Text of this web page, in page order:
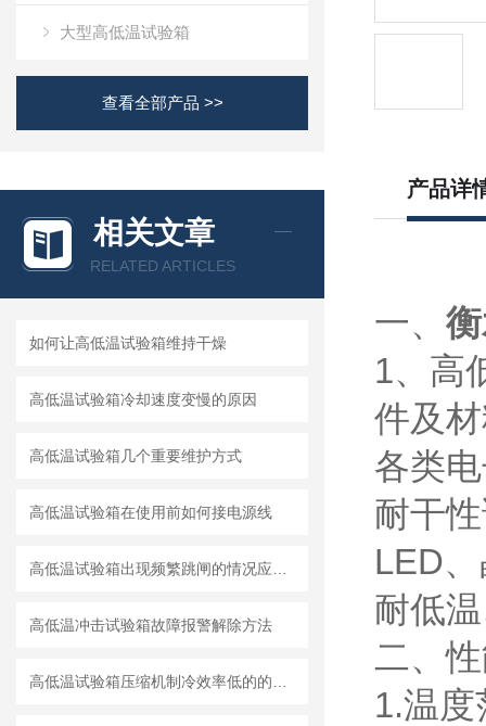
大型高低温试验箱
查看全部产品 >>
相关文章
RELATED ARTICLES
如何让高低温试验箱​维持干燥
高低温试验箱冷却速度变慢的原因
高低温试验箱几个重要维护方式
高低温试验箱在使用前如何接电源线
高低温冲击试验箱故障报警解除方法
产品详
一、
1、高
件及
各类
耐干
LED
耐低
二、
1.温